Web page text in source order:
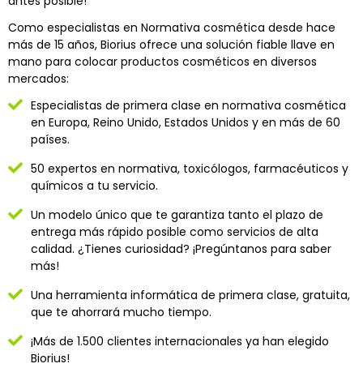
Como especialistas en Normativa cosmética desde hace
más de 15 años, Biorius ofrece una solución fiable llave en
mano para colocar productos cosméticos en diversos
mercados:
Especialistas de primera clase en normativa cosmética
en Europa, Reino Unido, Estados Unidos y en más de 60
países.
50 expertos en normativa, toxicólogos, farmacéuticos y
químicos a tu servicio.
Un modelo único que te garantiza tanto el plazo de
entrega más rápido posible como servicios de alta
calidad. ¿Tienes curiosidad? ¡Pregúntanos para saber
más!
Una herramienta informática de primera clase, gratuita,
que te ahorrará mucho tiempo.
¡Más de 1.500 clientes internacionales ya han elegido
Biorius!